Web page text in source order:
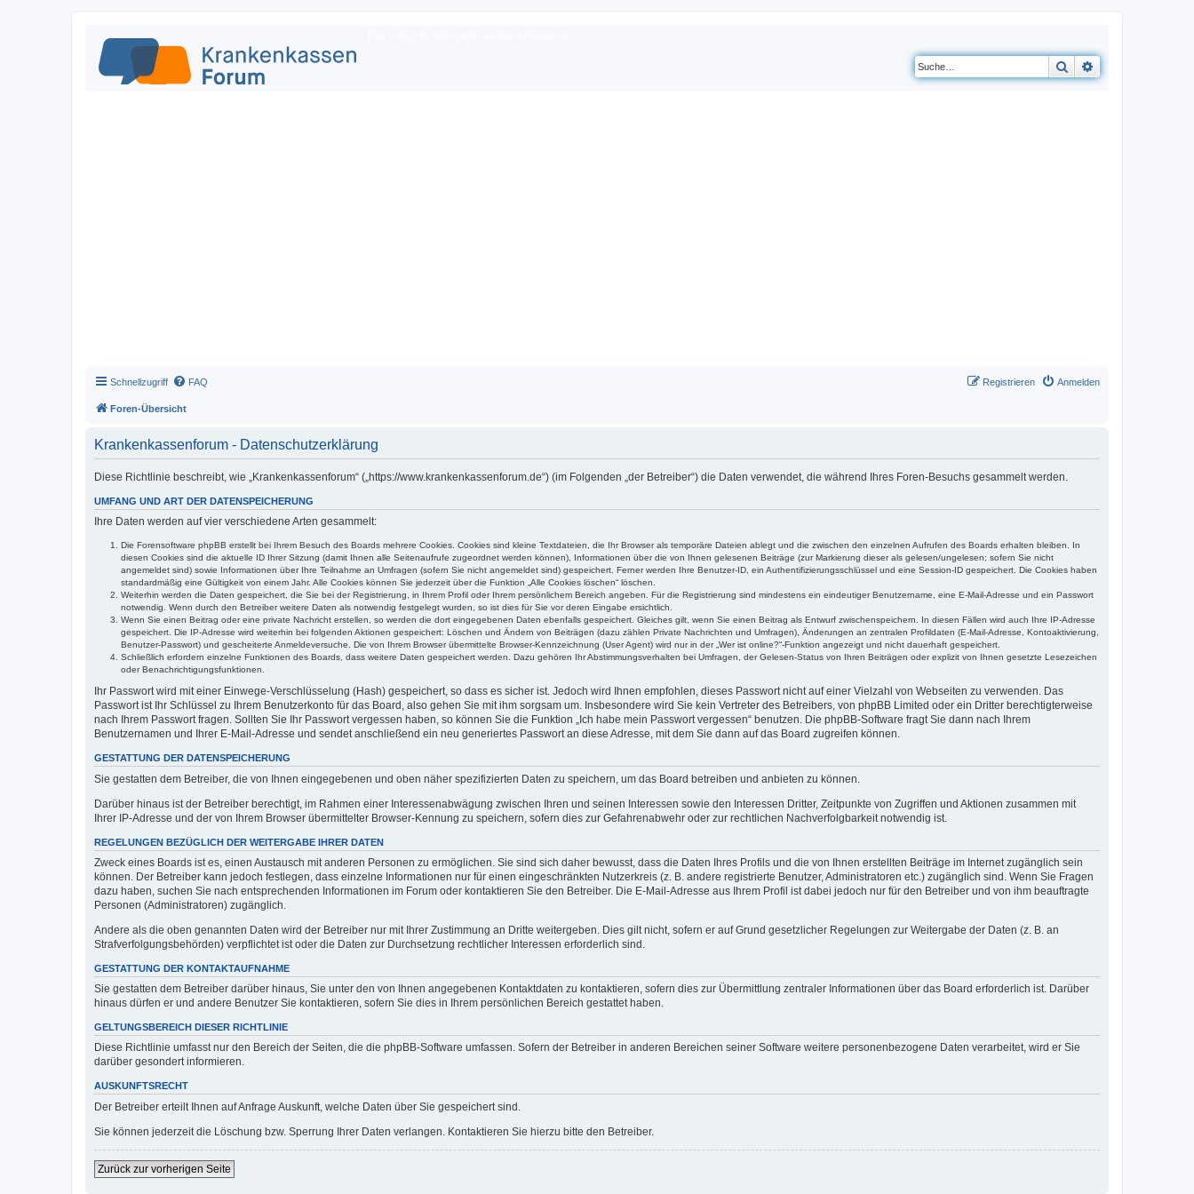
Suche
Schnellzugriff FAQ Anmelden
Registrieren
Foren-Übersicht
Krankenkassenforum - Datenschutzerklärung
Diese Richtlinie beschreibt, wie „Krankenkassenforum“ („https://www.krankenkassenforum.de“) (im Folgenden „der Betreiber“) die Daten verwendet, die während Ihres Foren-Besuchs gesammelt werden.
UMFANG UND ART DER DATENSPEICHERUNG
Ihre Daten werden auf vier verschiedene Arten gesammelt:
Die Forensoftware phpBB erstellt bei Ihrem Besuch des Boards mehrere Cookies. Cookies sind kleine Textdateien, die Ihr Browser als temporäre Dateien ablegt und die zwischen den einzelnen Aufrufen des Boards erhalten bleiben. In
diesen Cookies sind die aktuelle ID Ihrer Sitzung (damit Ihnen alle Seitenaufrufe zugeordnet werden können), Informationen über die von Ihnen gelesenen Beiträge (zur Markierung dieser als gelesen/ungelesen; sofern Sie nicht
angemeldet sind) sowie Informationen über Ihre Teilnahme an Umfragen (sofern Sie nicht angemeldet sind) gespeichert. Ferner werden Ihre Benutzer-ID, ein Authentifizierungsschlüssel und eine Session-ID gespeichert. Die Cookies haben
standardmäßig eine Gültigkeit von einem Jahr. Alle Cookies können Sie jederzeit über die Funktion „Alle Cookies löschen“ löschen.
Weiterhin werden die Daten gespeichert, die Sie bei der Registrierung, in Ihrem Profil oder Ihrem persönlichem Bereich angeben. Für die Registrierung sind mindestens ein eindeutiger Benutzername, eine E-Mail-Adresse und ein Passwort
notwendig. Wenn durch den Betreiber weitere Daten als notwendig festgelegt wurden, so ist dies für Sie vor deren Eingabe ersichtlich.
Wenn Sie einen Beitrag oder eine private Nachricht erstellen, so werden die dort eingegebenen Daten ebenfalls gespeichert. Gleiches gilt, wenn Sie einen Beitrag als Entwurf zwischenspeichern. In diesen Fällen wird auch Ihre IP-Adresse
gespeichert. Die IP-Adresse wird weiterhin bei folgenden Aktionen gespeichert: Löschen und Ändern von Beiträgen (dazu zählen Private Nachrichten und Umfragen), Änderungen an zentralen Profildaten (E-Mail-Adresse, Kontoaktivierung,
Benutzer-Passwort) und gescheiterte Anmeldeversuche. Die von Ihrem Browser übermittelte Browser-Kennzeichnung (User Agent) wird nur in der „Wer ist online?“-Funktion angezeigt und nicht dauerhaft gespeichert.
Schließlich erfordern einzelne Funktionen des Boards, dass weitere Daten gespeichert werden. Dazu gehören Ihr Abstimmungsverhalten bei Umfragen, der Gelesen-Status von Ihren Beiträgen oder explizit von Ihnen gesetzte Lesezeichen
oder Benachrichtigungsfunktionen.
Ihr Passwort wird mit einer Einwege-Verschlüsselung (Hash) gespeichert, so dass es sicher ist. Jedoch wird Ihnen empfohlen, dieses Passwort nicht auf einer Vielzahl von Webseiten zu verwenden. Das
Passwort ist Ihr Schlüssel zu Ihrem Benutzerkonto für das Board, also gehen Sie mit ihm sorgsam um. Insbesondere wird Sie kein Vertreter des Betreibers, von phpBB Limited oder ein Dritter berechtigterweise
nach Ihrem Passwort fragen. Sollten Sie Ihr Passwort vergessen haben, so können Sie die Funktion „Ich habe mein Passwort vergessen“ benutzen. Die phpBB-Software fragt Sie dann nach Ihrem
Benutzernamen und Ihrer E-Mail-Adresse und sendet anschließend ein neu generiertes Passwort an diese Adresse, mit dem Sie dann auf das Board zugreifen können.
GESTATTUNG DER DATENSPEICHERUNG
Sie gestatten dem Betreiber, die von Ihnen eingegebenen und oben näher spezifizierten Daten zu speichern, um das Board betreiben und anbieten zu können.
Darüber hinaus ist der Betreiber berechtigt, im Rahmen einer Interessenabwägung zwischen Ihren und seinen Interessen sowie den Interessen Dritter, Zeitpunkte von Zugriffen und Aktionen zusammen mit
Ihrer IP-Adresse und der von Ihrem Browser übermittelter Browser-Kennung zu speichern, sofern dies zur Gefahrenabwehr oder zur rechtlichen Nachverfolgbarkeit notwendig ist.
REGELUNGEN BEZÜGLICH DER WEITERGABE IHRER DATEN
Zweck eines Boards ist es, einen Austausch mit anderen Personen zu ermöglichen. Sie sind sich daher bewusst, dass die Daten Ihres Profils und die von Ihnen erstellten Beiträge im Internet zugänglich sein
können. Der Betreiber kann jedoch festlegen, dass einzelne Informationen nur für einen eingeschränkten Nutzerkreis (z. B. andere registrierte Benutzer, Administratoren etc.) zugänglich sind. Wenn Sie Fragen
dazu haben, suchen Sie nach entsprechenden Informationen im Forum oder kontaktieren Sie den Betreiber. Die E-Mail-Adresse aus Ihrem Profil ist dabei jedoch nur für den Betreiber und von ihm beauftragte
Personen (Administratoren) zugänglich.
Andere als die oben genannten Daten wird der Betreiber nur mit Ihrer Zustimmung an Dritte weitergeben. Dies gilt nicht, sofern er auf Grund gesetzlicher Regelungen zur Weitergabe der Daten (z. B. an
Strafverfolgungsbehörden) verpflichtet ist oder die Daten zur Durchsetzung rechtlicher Interessen erforderlich sind.
GESTATTUNG DER KONTAKTAUFNAHME
Sie gestatten dem Betreiber darüber hinaus, Sie unter den von Ihnen angegebenen Kontaktdaten zu kontaktieren, sofern dies zur Übermittlung zentraler Informationen über das Board erforderlich ist. Darüber
hinaus dürfen er und andere Benutzer Sie kontaktieren, sofern Sie dies in Ihrem persönlichen Bereich gestattet haben.
GELTUNGSBEREICH DIESER RICHTLINIE
Diese Richtlinie umfasst nur den Bereich der Seiten, die die phpBB-Software umfassen. Sofern der Betreiber in anderen Bereichen seiner Software weitere personenbezogene Daten verarbeitet, wird er Sie
darüber gesondert informieren.
AUSKUNFTSRECHT
Der Betreiber erteilt Ihnen auf Anfrage Auskunft, welche Daten über Sie gespeichert sind.
Sie können jederzeit die Löschung bzw. Sperrung Ihrer Daten verlangen. Kontaktieren Sie hierzu bitte den Betreiber.
Zurück zur vorherigen Seite